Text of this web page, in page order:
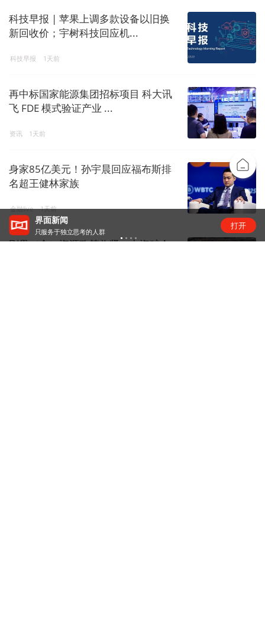
科技早报 | 苹果上调多款设备以旧换
新回收价；宇树科技回应机...
科技早报 1天前
再中标国家能源集团招标项目 科大讯
飞 FDE 模式验证产业 ...
资讯 1天前
身家85亿美元！孙宇晨回应福布斯排
名超王健林家族
金融live 1天前
刚果（金）资源政策收紧，中资矿企
“锂业双雄”净利齐翻番，扣非净利却呈“冷暖”两
级
打开